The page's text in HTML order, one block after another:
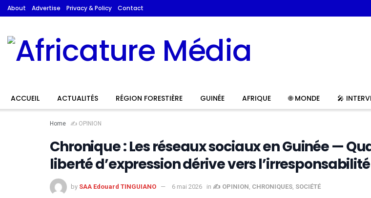
About Advertise Privacy & Policy Contact
ACCUEIL ACTUALITÉS RÉGION FORESTIÈRE GUINÉE AFRIQUE 🌐 MONDE 🎤
Home ✍️ OPINION
Chronique : Les réseaux sociaux en Guinée —
liberté d’expression dérive vers l’irresponsabilité
by SAA Edouard TINGUIANO 6 mai 2026 in ✍️ OPINION, CHRONIQUES, SOCIÉTÉ